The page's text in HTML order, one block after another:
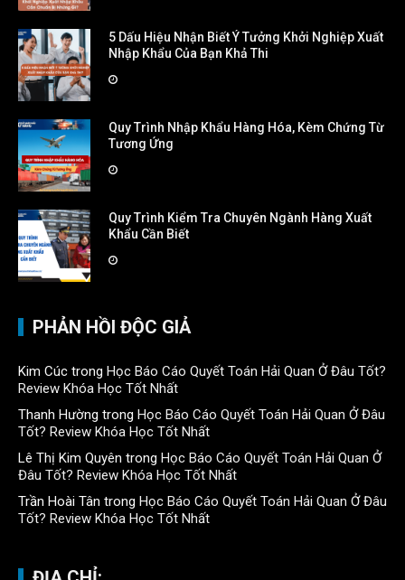
5 Dấu Hiệu Nhận Biết Ý Tưởng Khởi Nghiệp Xuất
Nhập Khẩu Của Bạn Khả Thi
Quy Trình Nhập Khẩu Hàng Hóa, Kèm Chứng Từ
Tương Ứng
Quy Trình Kiểm Tra Chuyên Ngành Hàng Xuất
Khẩu Cần Biết
PHẢN HỒI ĐỘC GIẢ
Kim Cúc trong Học Báo Cáo Quyết Toán Hải Quan Ở Đâu Tốt?
Review Khóa Học Tốt Nhất
Thanh Hường trong Học Báo Cáo Quyết Toán Hải Quan Ở Đâu
Tốt? Review Khóa Học Tốt Nhất
Lê Thị Kim Quyên trong Học Báo Cáo Quyết Toán Hải Quan Ở
Đâu Tốt? Review Khóa Học Tốt Nhất
Trần Hoài Tân trong Học Báo Cáo Quyết Toán Hải Quan Ở Đâu
Tốt? Review Khóa Học Tốt Nhất